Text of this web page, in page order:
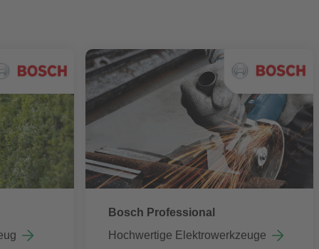
Bosch Professional
Hochwertige Elektrowerkzeuge